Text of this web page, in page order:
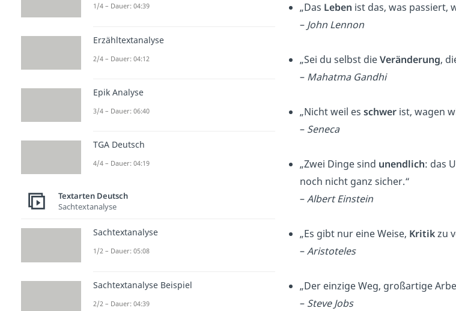
„Das Leben ist das, was passiert,
– John Lennon
„Sei du selbst dieVeränderung,
– Mahatma Gandhi
„Nicht weil es schwerist, wagen
– Seneca
„Zwei Dinge sind unendlich: das
noch nicht ganz sicher.“
–Albert Einstein
„Es gibt nur eine Weise, Kritikzu
–Aristoteles
„Der einzige Weg, großartige
– Steve Jobs
1/4 – Dauer: 04:39
Erzähltextanalyse
2/4 – Dauer: 04:12
Epik Analyse
3/4 – Dauer: 06:40
TGA Deutsch
4/4 – Dauer: 04:19
Textarten Deutsch
Sachtextanalyse
Sachtextanalyse
1/2 – Dauer: 05:08
Sachtextanalyse Beispiel
2/2 – Dauer: 04:39